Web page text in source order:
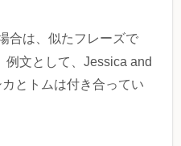
合は、似たフレーズで
例文として、Jessica and
とトムは付き合ってい